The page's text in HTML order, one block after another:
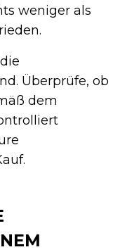
weniger als
Überprüfe, ob
dem